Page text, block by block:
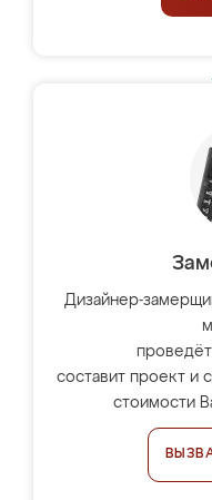
Дизайнер-
составит проект и
стоимости